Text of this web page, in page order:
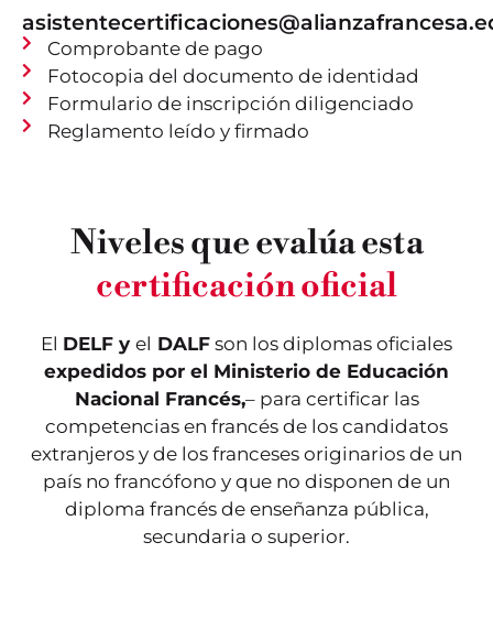
Comprobante de pago
Fotocopia del documento de identidad
Formulario de inscripción diligenciado
Reglamento leído y firmado
Niveles que evalúa esta
certificación oficial
El DELF y el DALF son los diplomas oficiales
expedidos por el Ministerio de Educación
Nacional Francés,– para certificar las
competencias en francés de los candidatos
extranjeros y de los franceses originarios de un
país no francófono y que no disponen de un
diploma francés de enseñanza pública,
secundaria o superior.
Se trata del nivel más
elemental de uso del
lenguaje, denominado
“de descubrimiento”. En
esta fase, el alumno es
capaz de llevar a cabo
conversaciones sencillas:
puede hablar de sí
mismo y de su entorno
inmediato.
lingüísticos de un usuario
elemental, considerado
como un actor social. El
candidato ya es capaz de
realizar tareas sencillas
de la vida cotidiana.
Puede utilizar las
fórmulas de cortesía y de
intercambio más
frecuentes.